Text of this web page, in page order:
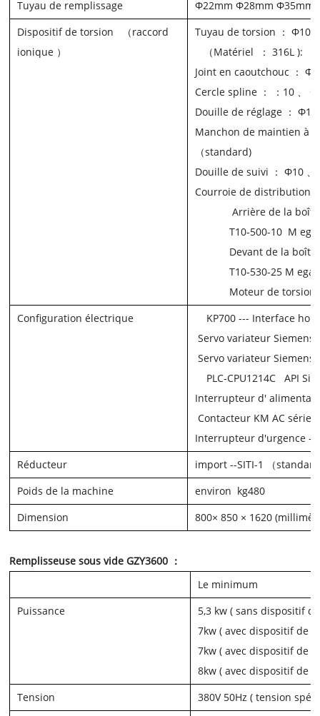
Tuyau de remplissage
Φ22mm Φ28mm Φ35mm
Dispositif de torsion
（raccord
ionique ）
Tuyau de torsion ： Φ10
（Matériel ： 316L):
Joint en caoutchouc ：
Cercle spline ： ：10 、
Douille de réglage ：
Manchon de maintien à
（standard)
Douille de suivi ： Φ10
Courroie dedistribution
Arrière de la boîte
T10-500-10 M
Devant de la boîte
T10-530-25 M
Moteur de torsion
Configuration électrique
KP700 --- Interface
Servo variateur Siemens
Servo variateur Siemens
PLC-CPU1214CAPI
Interrupteur d'
Contacteur KMACsérie
Interrupteur d'urgence
Réducteur
import--SITI-1 （
Poids de la machine
environ kg480
Dimension
800× 850 × 1620
Remplisseuse sous vide GZY3600 ：
Le minimum
Puissance
5,3 kw(sans dispositif
7kw(avec dispositif de
7kw(avec dispositif de
8kw(avec dispositif de
Tension
380V 50Hz (tension